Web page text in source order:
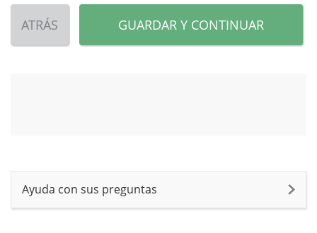
ATRÁS GUARDAR Y CONTINUAR
Ayuda con sus preguntas